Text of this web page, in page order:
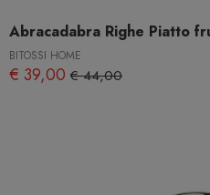
Abracadabra Righe Piatto
BITOSSI HOME
€ 39,00 € 44,00